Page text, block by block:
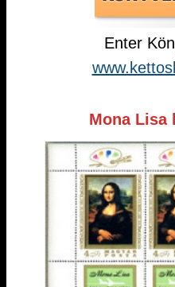
Enter
Mona Lisa